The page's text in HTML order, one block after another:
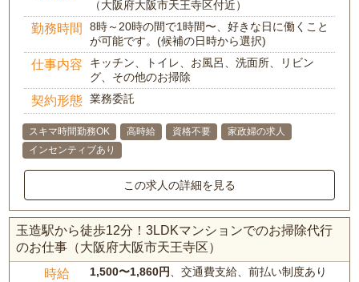
（大阪府大阪市天王寺区付近）
勤務時間
8時～20時の間で1時間〜、好きな日に働くこと
が可能です。(候補の日時から選択)
仕事内容
キッチン、トイレ、お風呂、洗面所、リビン
グ、その他のお掃除
契約形態 業務委託
スキマ時間勤務OK 高時給 資格不要
家政婦の求人
インセンティブあり
この求人の詳細を見る
玉造駅から徒歩12分！3LDKマンションでのお掃除代行
のお仕事（大阪府大阪市天王寺区）
時給 1,500〜1,860円 、交通費支給、前払い制度あり